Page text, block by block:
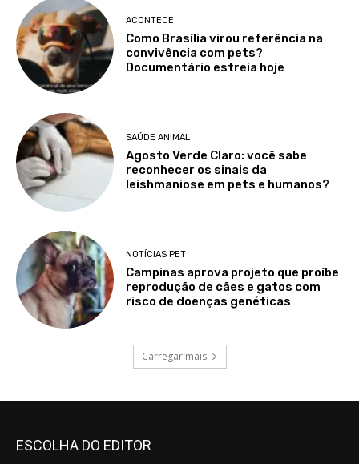
ACONTECE
Como Brasília virou referência na
convivência com pets?
Documentário estreia hoje
SAÚDE ANIMAL
Agosto Verde Claro: você sabe
reconhecer os sinais da
leishmaniose em pets e humanos?
NOTÍCIAS PET
Campinas aprova projeto que proíbe
reprodução de cães e gatos com
risco de doenças genéticas
Carregar mais
ESCOLHA DO EDITOR